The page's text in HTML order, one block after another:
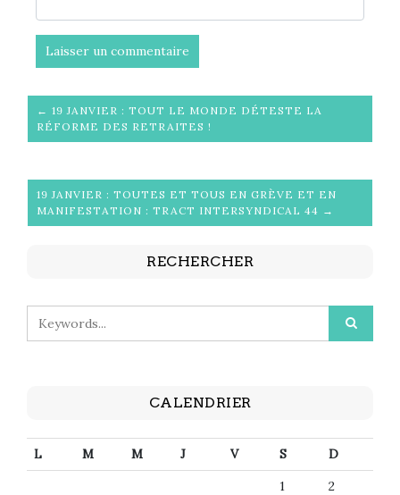
← 19 JANVIER : TOUT LE MONDE DÉTESTE LA
RÉFORME DES RETRAITES !
19 JANVIER : TOUTES ET TOUS EN GRÈVE ET EN
MANIFESTATION : TRACT INTERSYNDICAL 44 →
RECHERCHER
CALENDRIER
L M M J V S
D
1
2